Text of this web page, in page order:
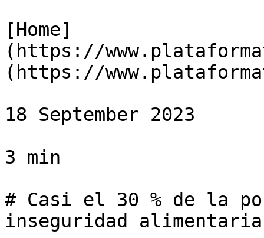
[Home]
(https://
(https://
18 September 2023
3 min
# Casi el 30 % de la
inseguridad